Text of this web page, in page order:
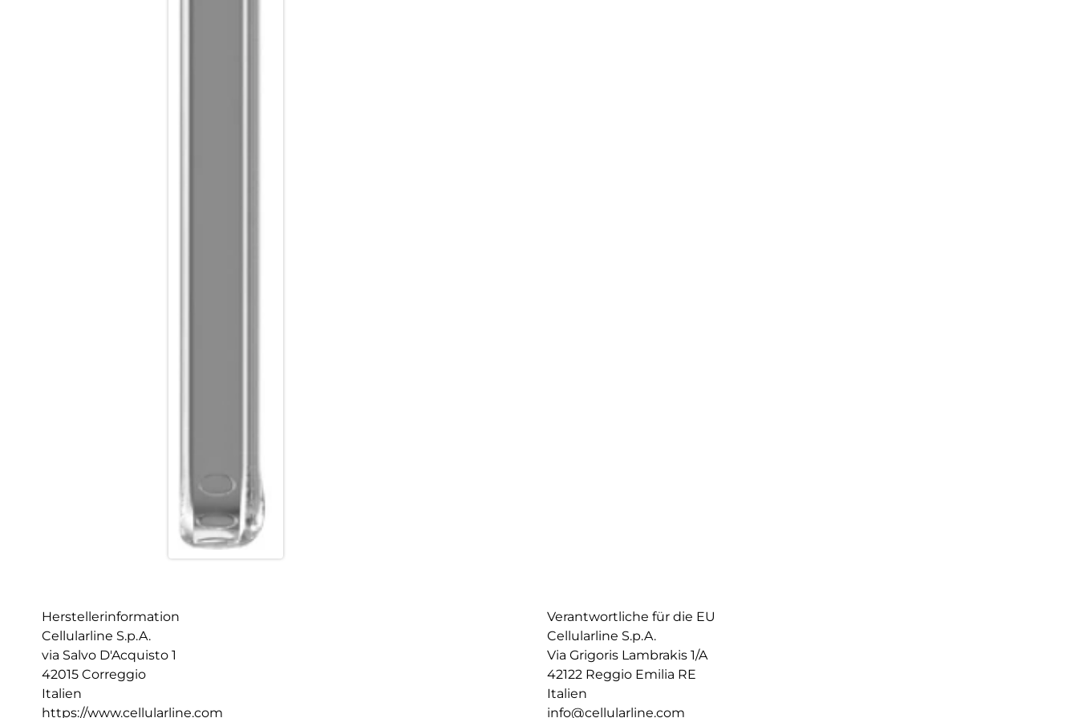
Herstellerinformation
Cellularline S.p.A.
via Salvo D'Acquisto 1
42015 Correggio
Italien
https://www.cellularline.com
Verantwortliche für die EU
Cellularline S.p.A.
Via Grigoris Lambrakis 1/A
42122 Reggio Emilia RE
Italien
info@cellularline.com